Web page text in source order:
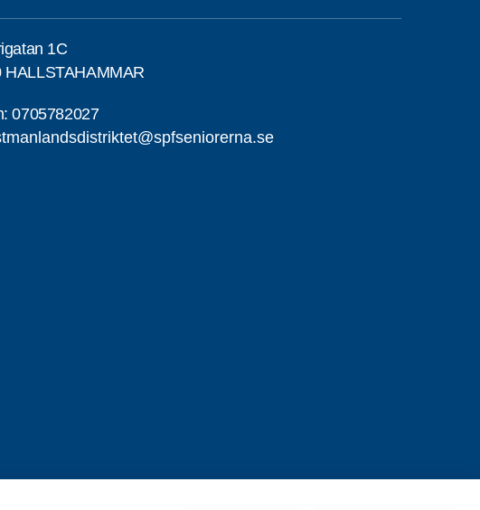
1C
HALLSTAHAMMAR
0705782027